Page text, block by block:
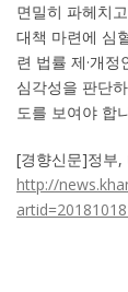
면밀히 파헤치
대책 마련에 심
련 법률 제·개
심각성을 판단
도를 보여야 합
[경향신문]정부,
http://